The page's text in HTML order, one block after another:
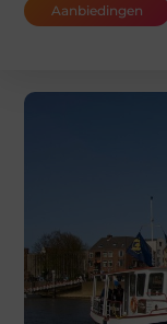
Aanbiedingen